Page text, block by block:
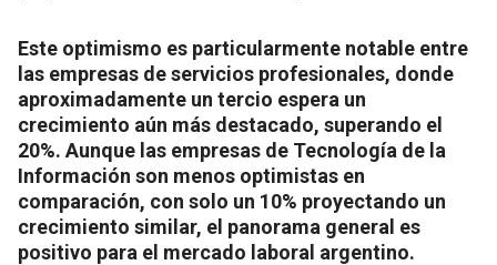
Este optimismo es particularmente notable entre
las empresas de servicios profesionales, donde
aproximadamente un tercio espera un
crecimiento aún más destacado, superando el
20%. Aunque las empresas de Tecnología de la
Información son menos optimistas en
comparación, con solo un 10% proyectando un
crecimiento similar, el panorama general es
positivo para el mercado laboral argentino.